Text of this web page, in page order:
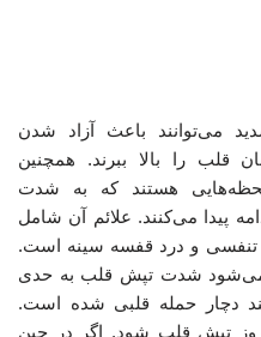
می‌توانند باعث آزاد شدن
قلب را بالا ببرند. همچنین
هستند که به‌ شدت
پیدا می‌کنند. علائم آن شامل
تنفسی و درد قفسه سینه است.
می‌شود شدت تپش قلب به حدی
دچار حمله قلبی شده‌ است.
تپش قلب شود. اگر در حین